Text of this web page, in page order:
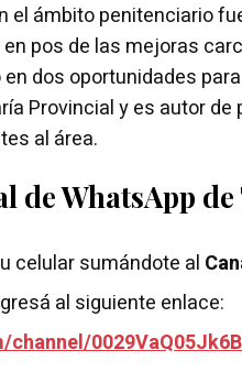
el ámbito penitenciario
pos de las mejoras
dos oportunidades
Provincial y es autor
al área.
de WhatsApp
celular sumándote al
al siguiente enlace: